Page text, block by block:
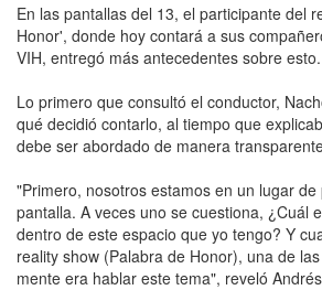
En las pantallas del 13, el participante del
Honor', donde hoy contará a sus
VIH, entregó más antecedentes sobre esto.
Lo primero que consultó el conductor,
qué decidió contarlo, al tiempo que
debe ser abordado de manera
"Primero, nosotros estamos en un lugar
pantalla. A veces uno se cuestiona, ¿Cuál
dentro de este espacio que yo tengo? Y
reality show (Palabra de Honor), una de
mente era hablar este tema", reveló